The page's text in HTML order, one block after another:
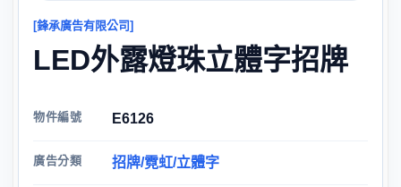
[鋒承廣告有限公司]
LED外露燈珠立體字招牌
物件編號 E6126
廣告分類 招牌/霓虹/立體字